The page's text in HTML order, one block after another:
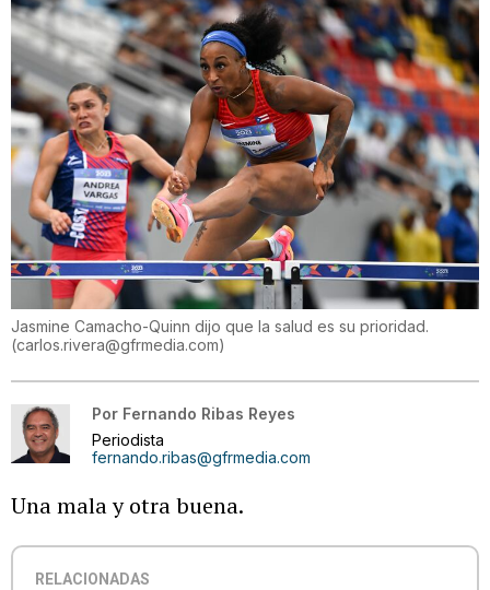
Jasmine Camacho-Quinn dijo que la salud es su prioridad.
(carlos.rivera@gfrmedia.com)
Por Fernando Ribas Reyes
Periodista
fernando.ribas@gfrmedia.com
Una mala y otra buena.
RELACIONADAS